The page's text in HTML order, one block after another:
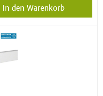
In den Warenkorb